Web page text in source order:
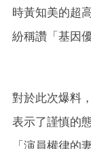
時黃知美的超
紛稱讚「基因
對於此次爆料
表示了謹慎的
「演員權律的